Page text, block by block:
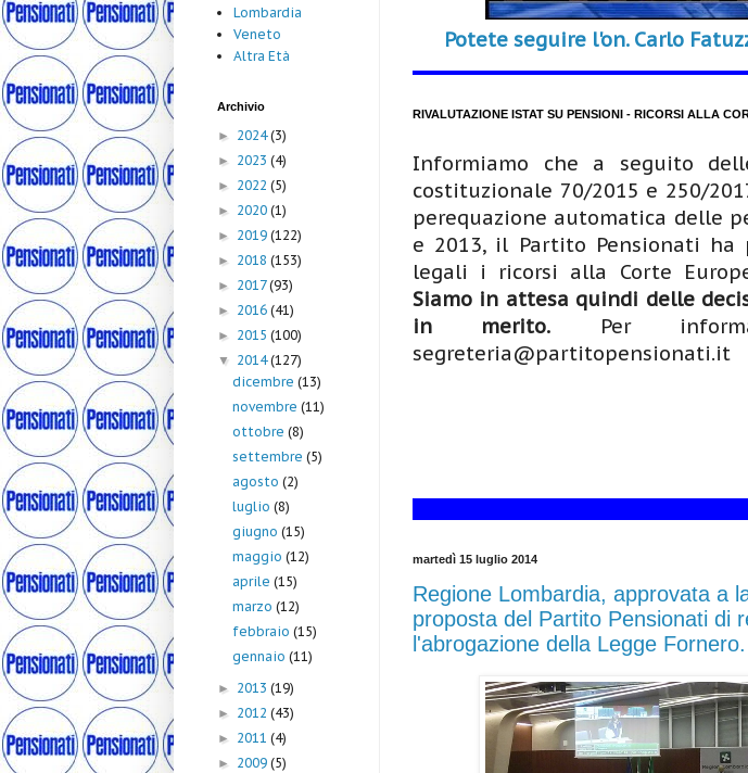
Potete seguire l'on. Carlo
RIVALUTAZIONE ISTAT SU PENSIONI - RICORSI ALLA
Informiamo che a seguito
costituzionale 70/2015 e 250/
perequazione automatica delle
e 2013, il Partito Pensionati ha
legali i ricorsi alla Corte
Siamo in attesa quindi delle
in merito. Per
segreteria@partitopensionati.it
martedì 15 luglio 2014
Regione Lombardia, approvata a
proposta del Partito Pensionati di
l'abrogazione della Legge Fornero.
Lombardia
Veneto
Altra Età
Archivio
► 2024(3)
► 2023 (4)
► 2022 (5)
► 2020 (1)
► 2019 (122)
► 2018 (153)
► 2017(93)
► 2016 (41)
► 2015 (100)
▼ 2014(127)
dicembre(13)
novembre(11)
ottobre(8)
settembre(5)
agosto(2)
luglio(8)
giugno(15)
maggio(12)
aprile(15)
marzo(12)
febbraio(15)
gennaio(11)
► 2013 (19)
► 2012 (43)
► 2011 (4)
► 2009 (5)